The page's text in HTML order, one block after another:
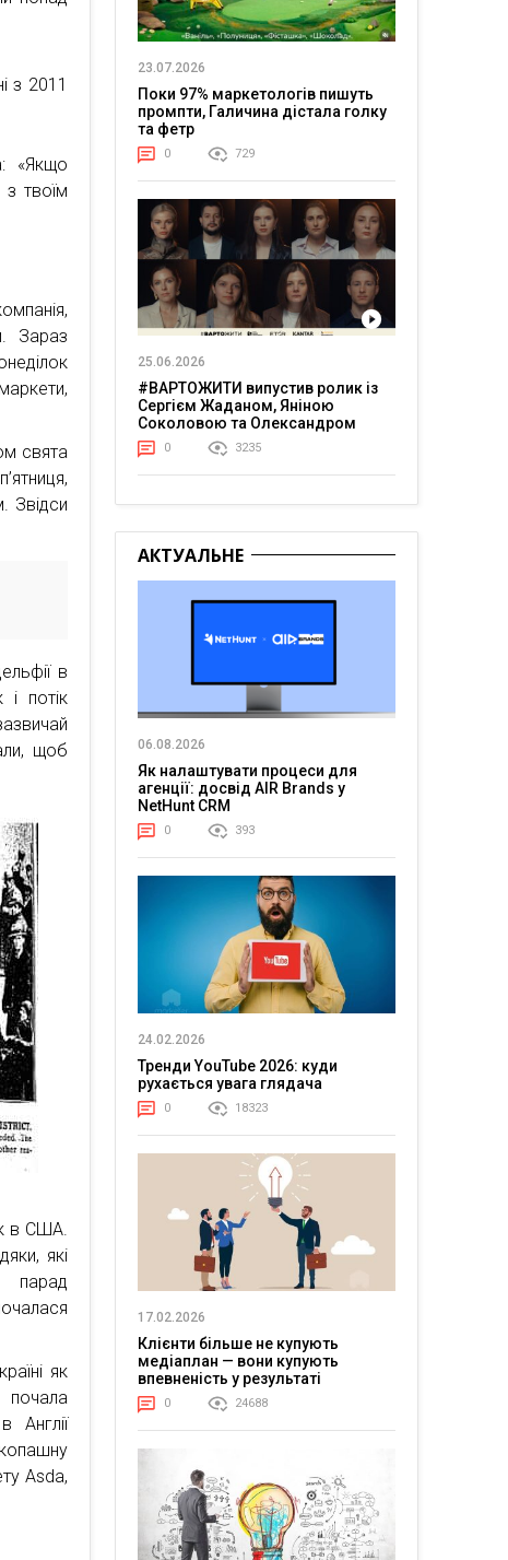
з 2011
«Якщо
твоїм
Зараз
свята
Звідси
в
і потік
щоб
в США.
які
парад
як
Англії
Asda,
23.07.2026
Поки 97% маркетологів пишуть
промпти, Галичина дістала голку
та фетр
0 729
25.06.2026
#ВАРТОЖИТИ випустив ролик із
Сергієм Жаданом, Яніною
Соколовою та Олександром
Тереном про життя в постійній
напрузі
0 3235
АКТУАЛЬНЕ
06.08.2026
Як налаштувати процеси для
агенції: досвід AIR Brands у
NetHunt CRM
0 393
24.02.2026
Тренди YouTube 2026: куди
рухається увага глядача
0 18323
17.02.2026
Клієнти більше не купують
медіаплан — вони купують
впевненість у результаті
0 24688